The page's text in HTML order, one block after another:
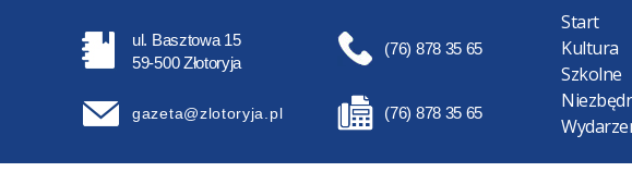
ul. Basztowa 15
59-500 Złotoryja
gazeta@zlotoryja.pl
(76) 878 35 65
(76) 878 35 65
Start
Kultura
Szkolne